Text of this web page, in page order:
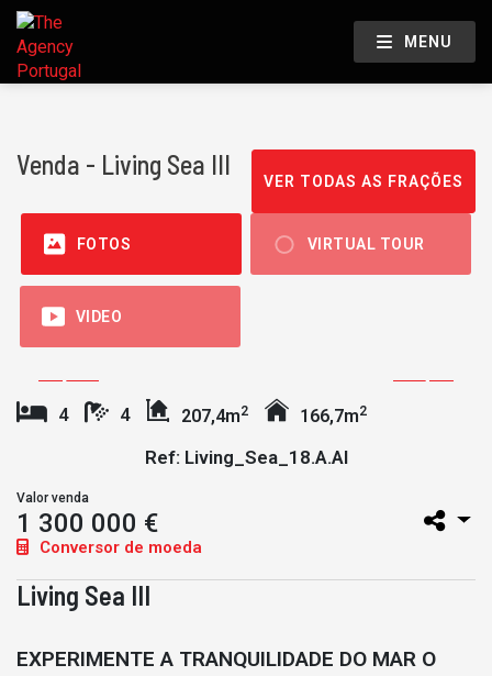
MENU
Venda - Living Sea III
VER TODAS AS FRAÇÕES
FOTOS VIRTUAL TOUR
VIDEO
4 4 207,4m2 166,7m2
Ref: Living_Sea_18.A.AI
Valor venda
1 300 000 €
Conversor de moeda
Living Sea III
EXPERIMENTE A TRANQUILIDADE DO MAR O